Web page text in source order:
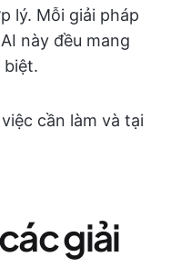
lý. Mỗi giải pháp
này đều mang
biệt.
cần làm và tại
giải